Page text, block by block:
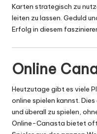
Karten strategisch zu
leiten zu lassen. Geduld
Erfolg in diesem
Online
Heutzutage gibt es viele
online spielen kannst.
und überall zu spielen,
Online-Canasta bietet